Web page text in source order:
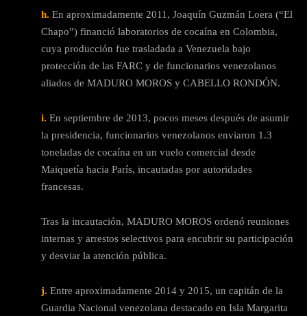
h. En aproximadamente 2011, Joaquín Guzmán Loera (“El
Chapo”) financió laboratorios de cocaína en Colombia,
cuya producción fue trasladada a Venezuela bajo
protección de las FARC y de funcionarios venezolanos
aliados de MADURO MOROS y CABELLO RONDÓN.
i. En septiembre de 2013, pocos meses después de asumir
la presidencia, funcionarios venezolanos enviaron 1.3
toneladas de cocaína en un vuelo comercial desde
Maiquetía hacia París, incautadas por autoridades
francesas.
Tras la incautación, MADURO MOROS ordenó reuniones
internas y arrestos selectivos para encubrir su participación
y desviar la atención pública.
j. Entre aproximadamente 2014 y 2015, un capitán de la
Guardia Nacional venezolana destacado en Isla Margarita